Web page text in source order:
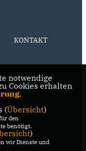
KONTAKT
notwendige
Cookies erhalten
.
(Übersicht)
den
benötigt.
)
wir Dienste und